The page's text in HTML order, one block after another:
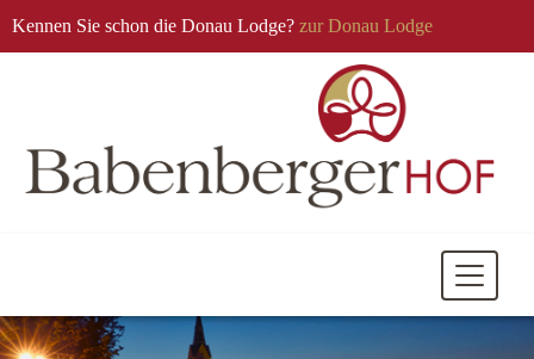
Kennen Sie schon die Donau Lodge? zur Donau Lodge
Mobile